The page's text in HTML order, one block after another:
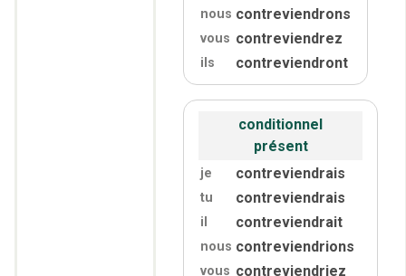
nous contreviendrons
vous contreviendrez
ils contreviendront
conditionnel
présent
je contreviendrais
tu contreviendrais
il contreviendrait
nous contreviendrions
vous contreviendriez